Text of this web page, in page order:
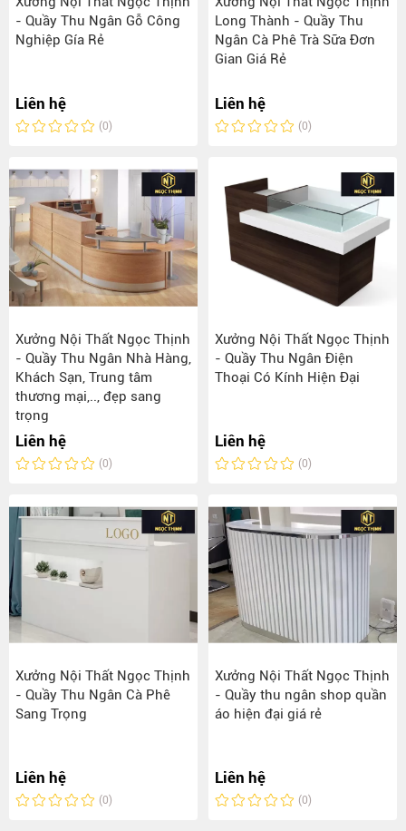
- Quầy Thu Ngân Gỗ Công
Nghiệp Gía Rẻ
Liên hệ
(0)
Long Thành - Quầy Thu
Ngân Cà Phê Trà Sữa Đơn
Gian Giá Rẻ
Liên hệ
(0)
Xưởng Nội Thất Ngọc Thịnh
- Quầy Thu Ngân Nhà Hàng,
Khách Sạn, Trung tâm
thương mại,.., đẹp sang
trọng
Liên hệ
(0)
Xưởng Nội Thất Ngọc Thịnh
- Quầy Thu Ngân Điện
Thoại Có Kính Hiện Đại
Liên hệ
(0)
Xưởng Nội Thất Ngọc Thịnh
- Quầy Thu Ngân Cà Phê
Sang Trọng
Liên hệ
(0)
Xưởng Nội Thất Ngọc Thịnh
- Quầy thu ngân shop quần
áo hiện đại giá rẻ
Liên hệ
(0)